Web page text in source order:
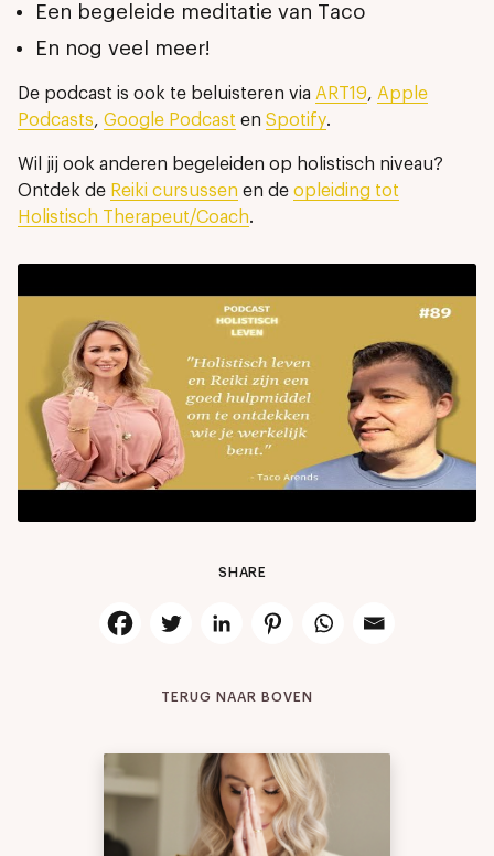
Een begeleide meditatie van Taco
En nog veel meer!
De podcast is ook te beluisteren via ART19, Apple
Podcasts, Google Podcast en Spotify.
Wil jij ook anderen begeleiden op holistisch niveau?
Ontdek de Reiki cursussen en de opleiding tot
Holistisch Therapeut/Coach.
SHARE
TERUG NAAR BOVEN